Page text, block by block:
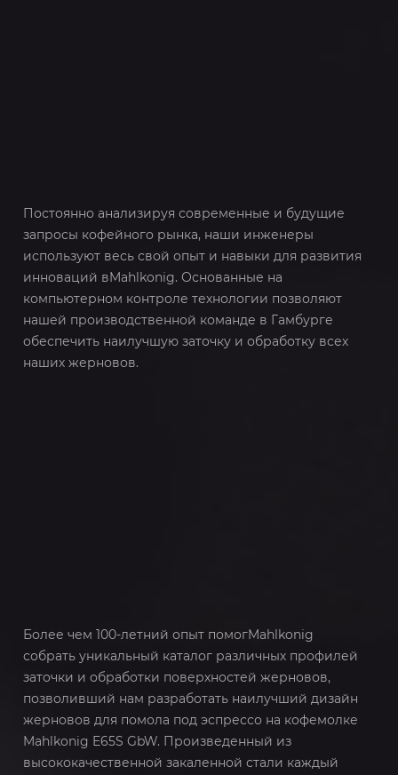
Постоянно анализируя современные и будущие
запросы кофейного рынка, наши инженеры
используют весь свой опыт и навыки для развития
инноваций вMahlkonig. Основанные на
компьютерном контроле технологии позволяют
нашей производственной команде в Гамбурге
обеспечить наилучшую заточку и обработку всех
наших жерновов.
Более чем 100-летний опыт помогMahlkonig
собрать уникальный каталог различных профилей
заточки и обработки поверхностей жерновов,
позволивший нам разработать наилучший дизайн
жерновов для помола под эспрессо на кофемолке
Mahlkonig E65S GbW. Произведенный из
высококачественной закаленной стали каждый